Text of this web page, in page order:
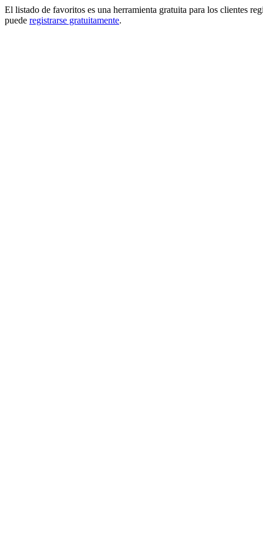
El listado de favoritos es una herramienta gratuita para los clientes
puede registrarse gratuitamente.